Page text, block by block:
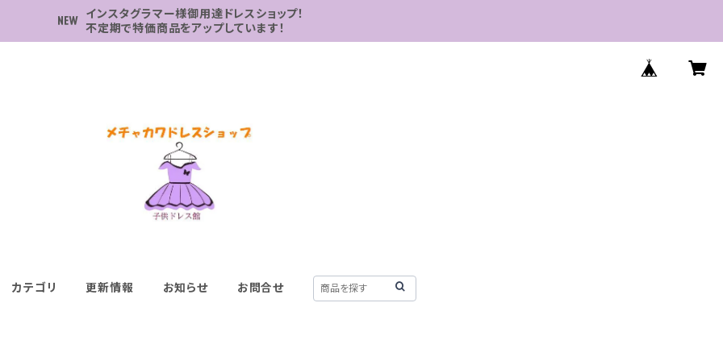
インスタグラマー様御用達ドレスショップ！
不定期で特価商品をアップしています！
カテゴリ 更新情報 お知らせ お問合せ